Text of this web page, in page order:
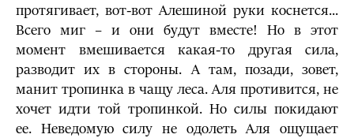
протягивает, вот-вот Алешиной руки коснется...
Всего миг – и они будут вместе! Но в этот
момент вмешивается какая-то другая сила,
разводит их в стороны. А там, позади, зовет,
манит тропинка в чащу леса. Аля противится, не
хочет идти той тропинкой. Но силы покидают
ее. Неведомую силу не одолеть Аля ощущает